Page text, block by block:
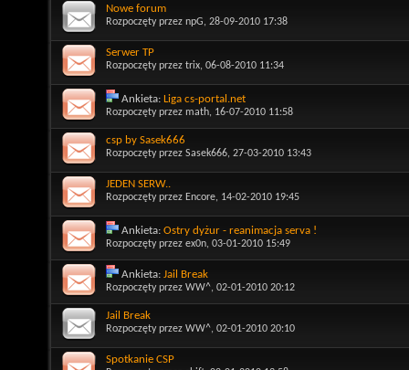
Nowe forum
Rozpoczęty przez npG, 28-09-2010 17:38
Serwer TP
Rozpoczęty przez trix, 06-08-2010 11:34
Ankieta: Liga cs-portal.net
Rozpoczęty przez math, 16-07-2010 11:58
csp by Sasek666
Rozpoczęty przez Sasek666, 27-03-2010 13:43
JEDEN SERW..
Rozpoczęty przez Encore, 14-02-2010 19:45
Ankieta: Ostry dyżur - reanimacja serva !
Rozpoczęty przez ex0n, 03-01-2010 15:49
Ankieta: Jail Break
Rozpoczęty przez WW^, 02-01-2010 20:12
Jail Break
Rozpoczęty przez WW^, 02-01-2010 20:10
Spotkanie CSP